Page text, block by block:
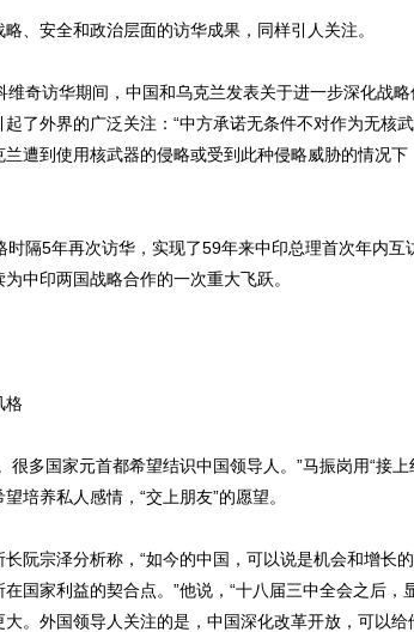
安全和政治层面的访华成果，同样引人关注。
访华期间，中国和乌克兰发表关于进一步深化战略
了外界的广泛关注：“中方承诺无条件不对作为无核
遭到使用核武器的侵略或受到此种侵略威胁的情况下
5年再次访华，实现了59年来中印总理首次年内互
中印两国战略合作的一次重大飞跃。
格
多国家元首都希望结识中国领导人。”马振岗用“接上
培养私人感情，“交上朋友”的愿望。
宗泽分析称，“如今的中国，可以说是机会和增长
国家利益的契合点。”他说，“十八届三中全会之后，
。外国领导人关注的是，中国深化改革开放，可以给